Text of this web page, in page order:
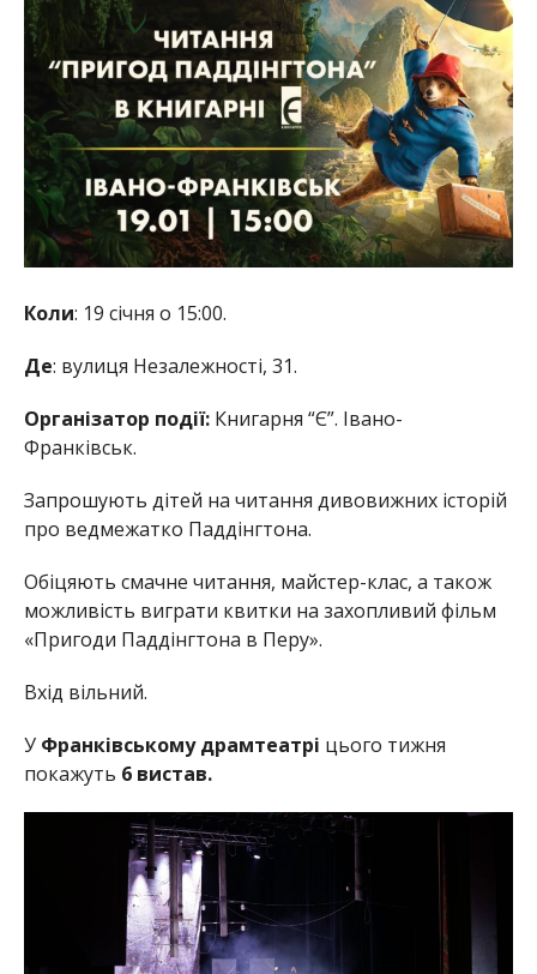
Коли: 19 січня о 15:00.
Де: вулиця Незалежності, 31.
Організатор події:Книгарня “Є”. Івано-
Франківськ.
Запрошують дітей на читання дивовижних історій
про ведмежатко Паддінгтона.
Обіцяють смачне читання, майстер-клас, а також
можливість виграти квитки на захопливий фільм
«Пригоди Паддінгтона в Перу».
Вхід вільний.
УФранківському драмтеатрі цього тижня
покажуть 6 вистав.